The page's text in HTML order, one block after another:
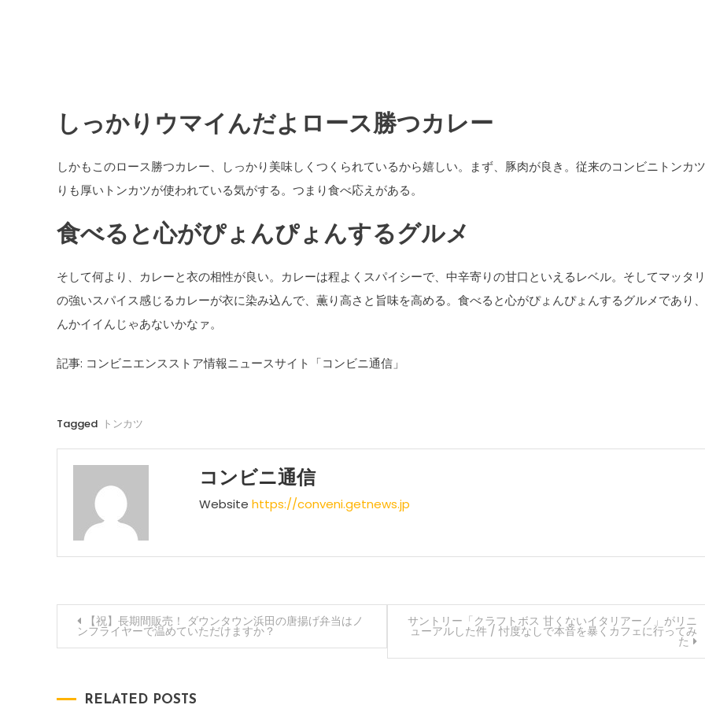
しっかりウマイんだよロース勝つカレー
しかもこのロース勝つカレー、しっかり美味しくつくられているから嬉しい。まず、豚肉が良き。従来のコンビニトンカ
りも厚いトンカツが使われている気がする。つまり食べ応えがある。
食べると心がぴょんぴょんするグルメ
そして何より、カレーと衣の相性が良い。カレーは程よくスパイシーで、中辛寄りの甘口といえるレベル。そしてマッタ
の強いスパイス感じるカレーが衣に染み込んで、薫り高さと旨味を高める。食べると心がぴょんぴょんするグルメであり
んかイイんじゃあないかなァ。
記事: コンビニエンスストア情報ニュースサイト「コンビニ通信」
Tagged トンカツ
コンビニ通信
Website https://conveni.getnews.jp
投
稿
ナ
【祝】長期間販売！ ダウンタウン浜田の唐揚げ弁当はノ
ンフライヤーで温めていただけますか？
サントリー「クラフトボス 甘くないイタリアーノ」がリニ
ューアルした件 / 忖度なしで本音を暴くカフェに行ってみ
た
RELATED POSTS